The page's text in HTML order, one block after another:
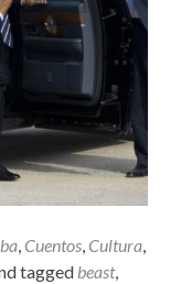
, Cuentos, Cultura,
tagged beast,